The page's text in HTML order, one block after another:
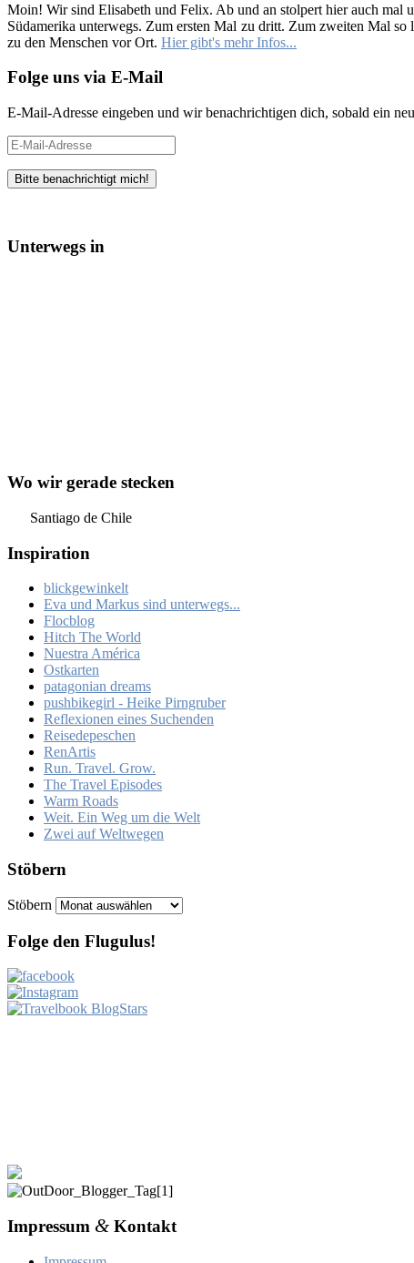
Moin! Wir sind Elisabeth und Felix. Ab und an stolpert hier auch mal
Südamerika unterwegs. Zum ersten Mal zu dritt. Zum zweiten Mal
zu den Menschen vor Ort. Hier gibt's mehr Infos...
Folge uns via E-Mail
E-Mail-Adresse eingeben und wir benachrichtigen dich, sobald ein
E-
Mail-
Adresse
Unterwegs in
Wo wir gerade stecken
Santiago de Chile
Inspiration
blickgewinkelt
Eva und Markus sind unterwegs...
Flocblog
Hitch The World
Nuestra América
Ostkarten
patagonian dreams
pushbikegirl - Heike Pirngruber
Reflexionen eines Suchenden
Reisedepeschen
RenArtis
Run. Travel. Grow.
The Travel Episodes
Warm Roads
Weit. Ein Weg um die Welt
Zwei auf Weltwegen
Stöbern
Stöbern
Folge den Flugulus!
Impressum &Kontakt